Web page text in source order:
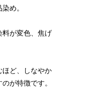
め。
料が変色、焦げ
ほど、しなやか
が特徴です。